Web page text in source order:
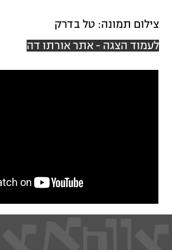
צילום תמונה: טל בדרק
לעמוד הצגה - אתר אורתו דה